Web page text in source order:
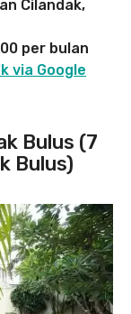
Cilandak,
per bulan
via Google
Bulus (7
Bulus)